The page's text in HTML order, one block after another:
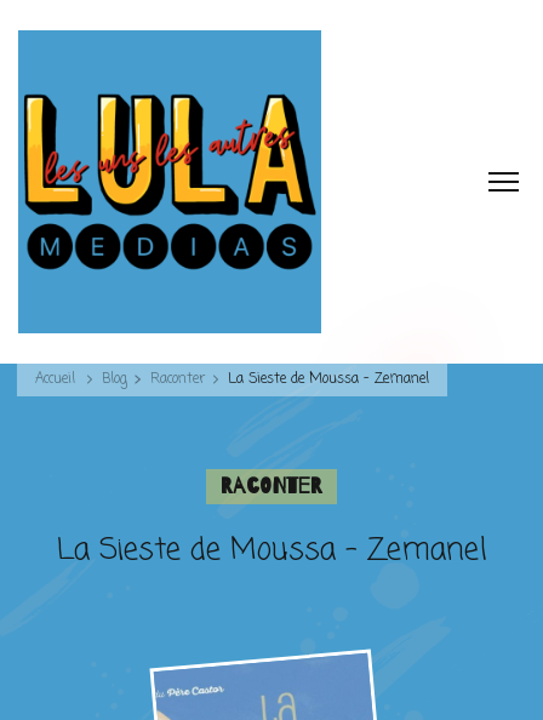
Accueil Blog Raconter La Sieste de Moussa – Zemanel
Raconter
La Sieste de Moussa – Zemanel